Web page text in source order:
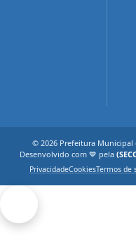
© 2026 Prefeitura Municipal
Desenvolvido com 💙 pela
PrivacidadeCookiesTermos de